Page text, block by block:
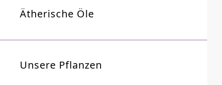
Ätherische Öle
Unsere Pflanzen